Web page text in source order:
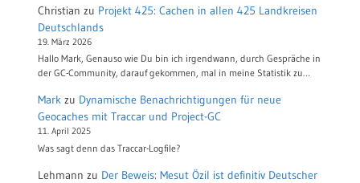
Christian zu Projekt 425: Cachen in allen 425 Landkreisen
Deutschlands
19. März 2026
Hallo Mark, Genauso wie Du bin ich irgendwann, durch Gespräche in
der GC-Community, darauf gekommen, mal in meine Statistik zu…
Mark zu Dynamische Benachrichtigungen für neue
Geocaches mit Traccar und Project-GC
11. April 2025
Was sagt denn das Traccar-Logfile?
Lehmann zu Der Beweis: Mesut Özil ist definitiv Deutscher